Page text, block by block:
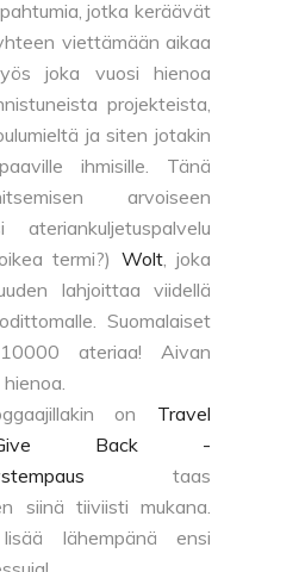
jotka keräävät
viettämään aikaa
joka vuosi hienoa
projekteista,
ja siten jotakin
ihmisille. Tänä
arvoiseen
termi?) Wolt, joka
lahjoittaa viidellä
Suomalaiset
ateriaa! Aivan
on Travel
Give Back -
taas
siinä tiiviisti mukana.
lähempänä ensi